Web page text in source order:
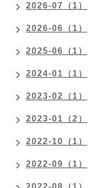
2026-07（1）
2026-06（1）
2025-06（1）
2024-01（1）
2023-02（1）
2023-01（2）
2022-10（1）
2022-09（1）